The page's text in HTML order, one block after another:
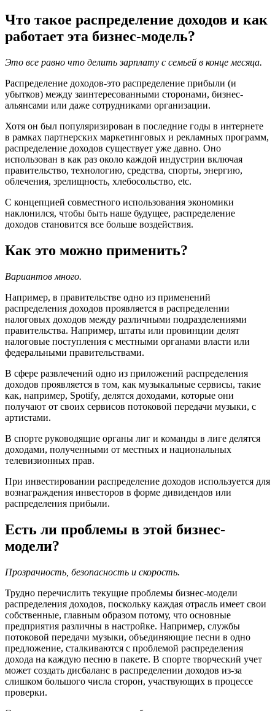
Что такое распределение доходов и как
работает эта бизнес-модель?
Это все равно что делить зарплату с семьей в конце месяца.
Распределение доходов-это распределение прибыли (и
убытков) между заинтересованными сторонами, бизнес-
альянсами или даже сотрудниками организации.
Хотя он был популяризирован в последние годы в интернете
в рамках партнерских маркетинговых и рекламных программ,
распределение доходов существует уже давно. Оно
использован в как раз около каждой индустрии включая
правительство, технологию, средства, спорты, энергию,
облечения, зрелищность, хлебосольство, etc.
С концепцией совместного использования экономики
наклонился, чтобы быть наше будущее, распределение
доходов становится все больше воздействия.
Как это можно применить?
Вариантов много.
Например, в правительстве одно из применений
распределения доходов проявляется в распределении
налоговых доходов между различными подразделениями
правительства. Например, штаты или провинции делят
налоговые поступления с местными органами власти или
федеральными правительствами.
В сфере развлечений одно из приложений распределения
доходов проявляется в том, как музыкальные сервисы, такие
как, например, Spotify, делятся доходами, которые они
получают от своих сервисов потоковой передачи музыки, с
артистами.
В спорте руководящие органы лиг и команды в лиге делятся
доходами, полученными от местных и национальных
телевизионных прав.
При инвестировании распределение доходов используется для
вознаграждения инвесторов в форме дивидендов или
распределения прибыли.
Есть ли проблемы в этой бизнес-
модели?
Прозрачность, безопасность и скорость.
Трудно перечислить текущие проблемы бизнес-модели
распределения доходов, поскольку каждая отрасль имеет свои
собственные, главным образом потому, что основные
предприятия различны в настройке. Например, службы
потоковой передачи музыки, объединяющие песни в одно
предложение, сталкиваются с проблемой распределения
дохода на каждую песню в пакете. В спорте творческий учет
может создать дисбаланс в распределении доходов из-за
слишком большого числа сторон, участвующих в процессе
проверки.